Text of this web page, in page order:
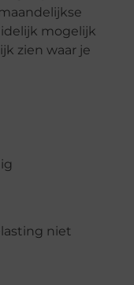
mogelijk
zien waar je
niet